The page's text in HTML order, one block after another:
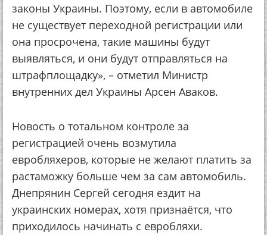
законы Украины. Поэтому, если в автомобиле
не существует переходной регистрации или
она просрочена, такие машины будут
выявляться, и они будут отправляться на
штрафплощадку», – отметил Министр
внутренних дел Украины Арсен Аваков.
Новость о тотальном контроле за
регистрацией очень возмутила
евробляхеров, которые не желают платить за
растаможку больше чем за сам автомобиль.
Днепрянин Сергей сегодня ездит на
украинских номерах, хотя признаётся, что
приходилось начинать с евробляхи.